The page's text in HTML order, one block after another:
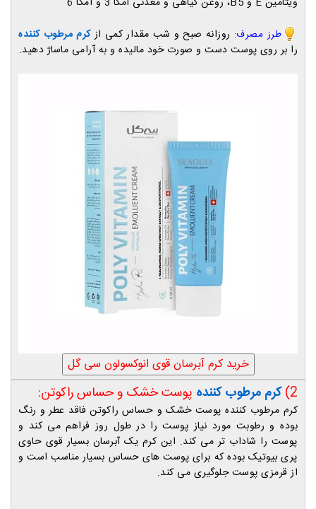
طرز مصرف: روزانه صبح و شب مقدار کمی ازکرم مرطوب کننده
را بر روی پوست دست و صورت خود مالیده و به آرامی ماساژ دهید.
2) کرم مرطوب کننده پوست خشک و حساس راکوتن:
کرم مرطوب کننده پوست خشک و حساس راکوتن فاقد عطر و رنگ
بوده و رطوبت مورد نیاز پوست را در طول روز فراهم می کند و
پوست را شاداب تر می کند. این کرم یک آبرسان بسیار قوی حاوی
پری بیوتیک بوده که برای پوست های حساس بسیار مناسب است و
از قرمزی پوست جلوگیری می کند.